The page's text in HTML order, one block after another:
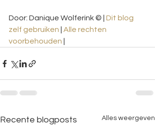
Door: Danique Wolferink © | Dit blog
zelf gebruiken
Alle rechten
voorbehouden
Recente blogposts Alles weergeven